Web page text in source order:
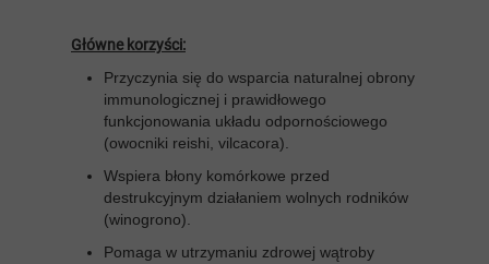
Główne korzyści:
Przyczynia się do wsparcia naturalnej obrony
immunologicznej i prawidłowego
funkcjonowania układu odpornościowego
(owocniki reishi, vilcacora).
Wspiera błony komórkowe przed
destrukcyjnym działaniem wolnych rodników
(winogrono).
Pomaga w utrzymaniu zdrowej wątroby